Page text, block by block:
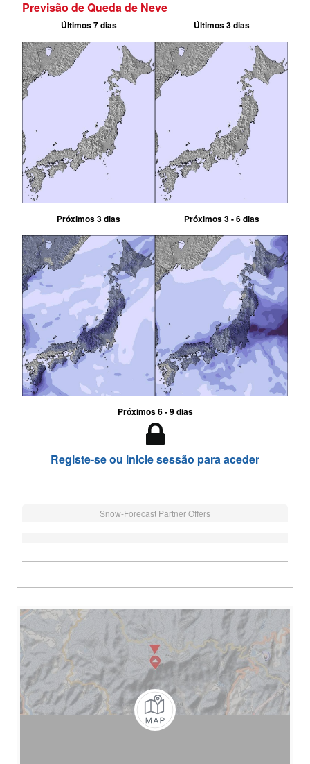
Previsão de Queda de Neve
Últimos 7 dias Últimos 3 dias
Próximos 3 dias Próximos 3 - 6 dias
Próximos 6 - 9 dias
Registe-se ou inicie sessão para aceder
Snow-Forecast Partner Offers